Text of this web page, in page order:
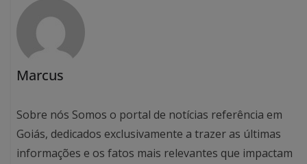
Marcus
Sobre nós Somos o portal de notícias referência em
Goiás, dedicados exclusivamente a trazer as últimas
informações e os fatos mais relevantes que impactam